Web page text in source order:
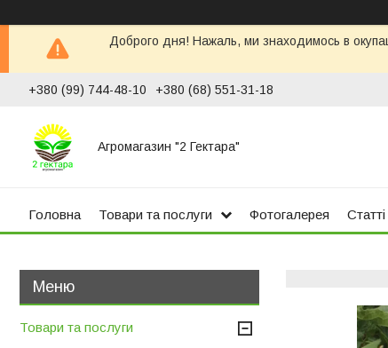
Доброго дня! Нажаль, ми знаходимось в
+380 (99) 744-48-10 +380 (68) 551-31-18
Агромагазин "2 Гектара"
Головна Товари та послуги Фотогалерея Статті
Товари та послуги